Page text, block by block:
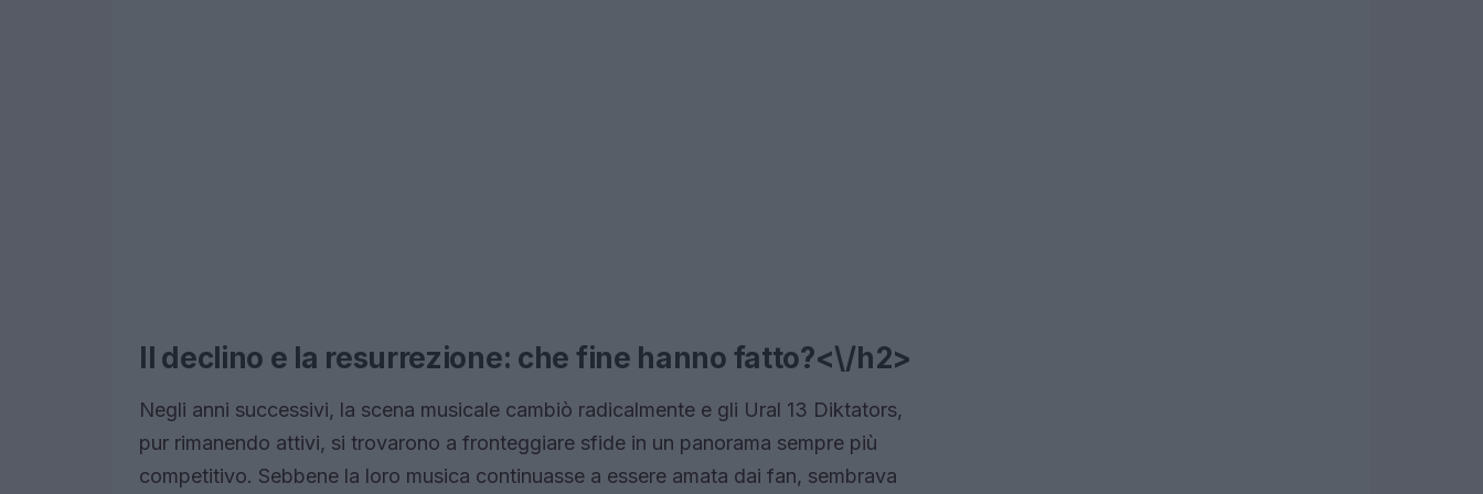
Il declino e la resurrezione: che fine hanno fatto?<\/h2>
Negli anni successivi, la scena musicale cambiò radicalmente e gli Ural 13 Diktators,
pur rimanendo attivi, si trovarono a fronteggiare sfide in un panorama sempre più
competitivo. Sebbene la loro musica continuasse a essere amata dai fan, sembrava